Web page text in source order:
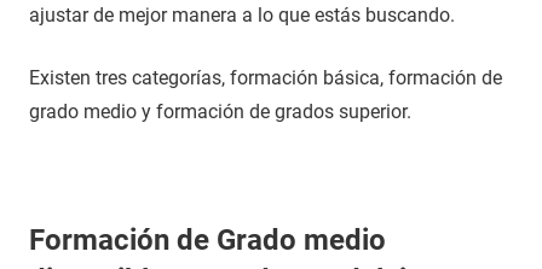
ajustar de mejor manera a lo que estás buscando.
Existen tres categorías, formación básica, formación de
grado medio y formación de grados superior.
Formación de Grado medio